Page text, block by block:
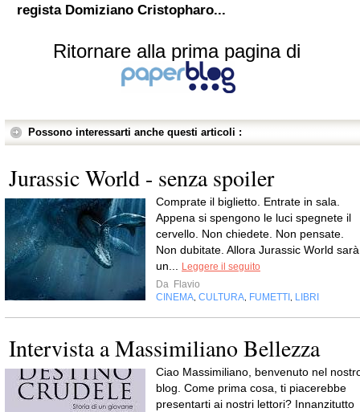
regista Domiziano Cristopharo...
Ritornare alla prima pagina di
Possono interessarti anche questi articoli :
Jurassic World - senza spoiler
Comprate il biglietto. Entrate in sala.
Appena si spengono le luci spegnete il
cervello. Non chiedete. Non pensate.
Non dubitate. Allora Jurassic World sarà
un...
Leggere il seguito
Da Flavio
CINEMA CULTURA FUMETTI LIBRI
Intervista a Massimiliano Bellezza
Ciao Massimiliano, benvenuto nel
blog. Come prima cosa, ti piacerebbe
presentarti ai nostri lettori? Innanzitutto